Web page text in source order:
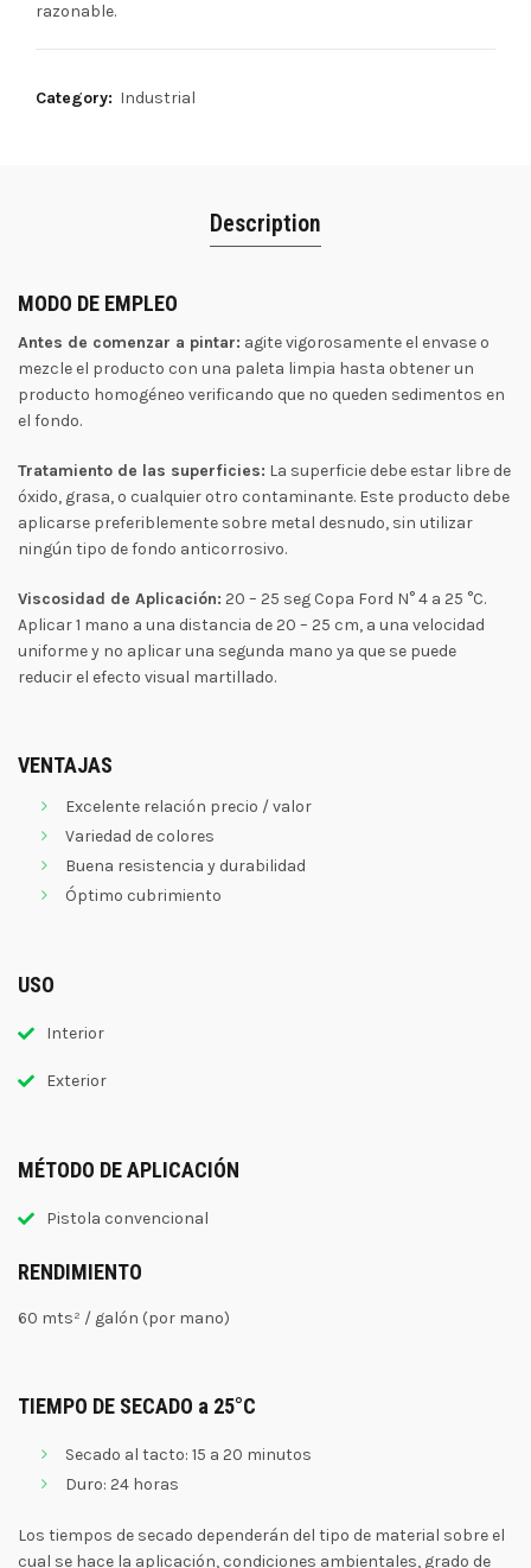
razonable.
Category: Industrial
Description
MODO DE EMPLEO
Antes de comenzar a pintar: agite vigorosamente el envase o
mezcle el producto con una paleta limpia hasta obtener un
producto homogéneo verificando que no queden sedimentos en
el fondo.
Tratamiento de las superficies: La superficie debe estar libre de
óxido, grasa, o cualquier otro contaminante. Este producto debe
aplicarse preferiblemente sobre metal desnudo, sin utilizar
ningún tipo de fondo anticorrosivo.
Viscosidad de Aplicación: 20 – 25 seg Copa Ford N° 4 a 25 °C.
Aplicar 1 mano a una distancia de 20 – 25 cm, a una velocidad
uniforme y no aplicar una segunda mano ya que se puede
reducir el efecto visual martillado.
VENTAJAS
Excelente relación precio / valor
Variedad de colores
Buena resistencia y durabilidad
Óptimo cubrimiento
USO
Interior
Exterior
MÉTODO DE APLICACIÓN
Pistola convencional
RENDIMIENTO
60 mts² / galón (por mano)
TIEMPO DE SECADO a 25°C
Secado al tacto: 15 a 20 minutos
Duro: 24 horas
Los tiempos de secado dependerán del tipo de material sobre el
cual se hace la aplicación, condiciones ambientales, grado de